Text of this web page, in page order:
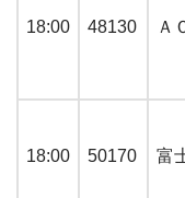
18:00 48130 Ａ
18:00 50170 富